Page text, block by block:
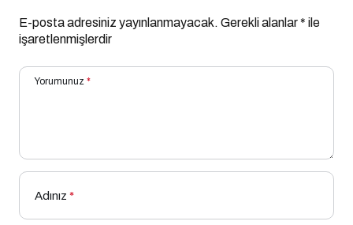
E-posta adresiniz yayınlanmayacak. Gerekli alanlar* ile
işaretlenmişlerdir
Yorumunuz *
Adınız *